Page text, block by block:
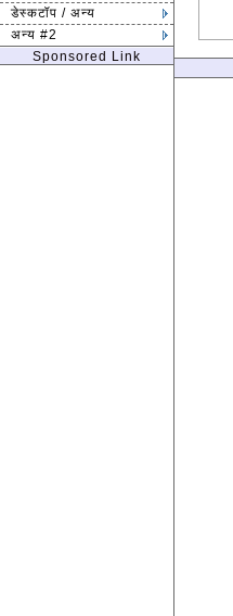
डेस्कटॉप / अन्य
अन्य #2
Sponsored Link